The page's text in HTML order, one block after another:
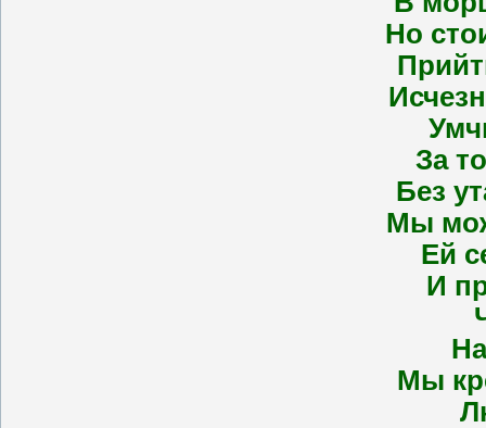
Hо
За
Без
Мы
Ей
И
Мы